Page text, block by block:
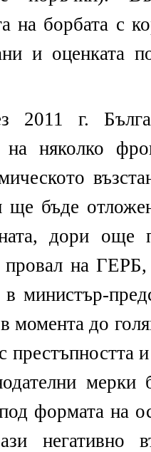
на борбата с
и оценката
2011 г.
на няколко
ще бъде
дори още
провал на
министър-
момента до
престъпността
мерки
формата на
негативно